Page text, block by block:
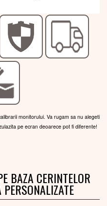
monitorului. Va rugam sa nu alegeti
pe ecran deoarece pot fi diferente!
BAZA CERINTELOR